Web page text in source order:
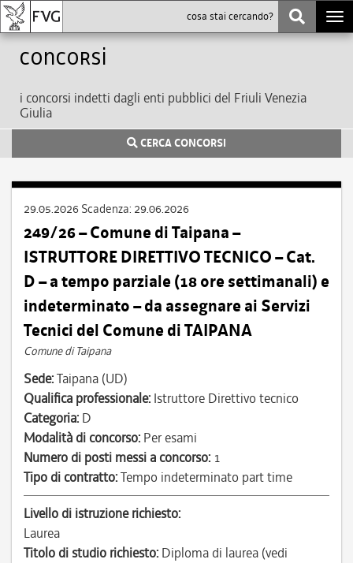
Concorsi
i concorsi indetti dagli enti pubblici del Friuli Venezia
Giulia
CERCA CONCORSI
29.05.2026 Scadenza: 29.06.2026
249/26 – Comune di Taipana –
ISTRUTTORE DIRETTIVO TECNICO – Cat.
D – a tempo parziale (18 ore settimanali) e
indeterminato – da assegnare ai Servizi
Tecnici del Comune di TAIPANA
Comune di Taipana
Sede:Taipana (UD)
Qualifica professionale: Istruttore Direttivo tecnico
Categoria: D
Modalità di concorso: Per esami
Numero di posti messi a concorso: 1
Tipo di contratto:Tempo indeterminato part time
Livello di istruzione richiesto:
Laurea
Titolo di studio richiesto: Diploma di laurea (vedi